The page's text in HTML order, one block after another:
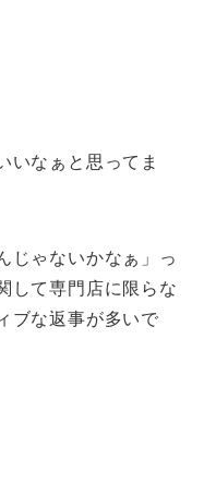
いなぁと思ってま
じゃないかなぁ」っ
して専門店に限らな
ブな返事が多いで